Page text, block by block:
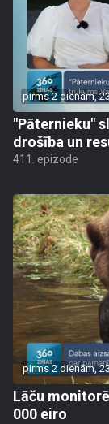
pirms 2 dienām,
"Pāternieku"
drošība un
411. epizode
pirms 2 dienām,
Lāču
000 eiro